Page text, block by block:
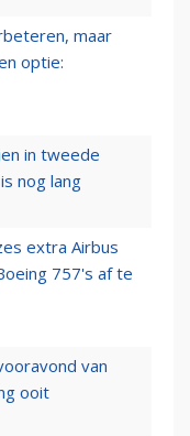
maar
optie:
in tweede
nog lang
extra Airbus
757's af te
van
ooit